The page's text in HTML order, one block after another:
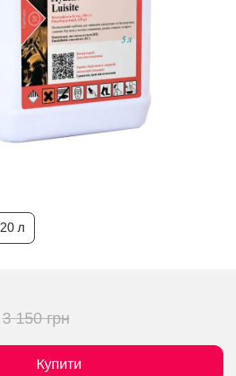
20 л
3 150 грн
Купити